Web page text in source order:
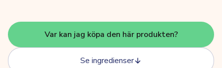
Var kan jag köpa den här produkten?
Se ingredienser